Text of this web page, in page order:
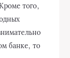
того,
банке, то